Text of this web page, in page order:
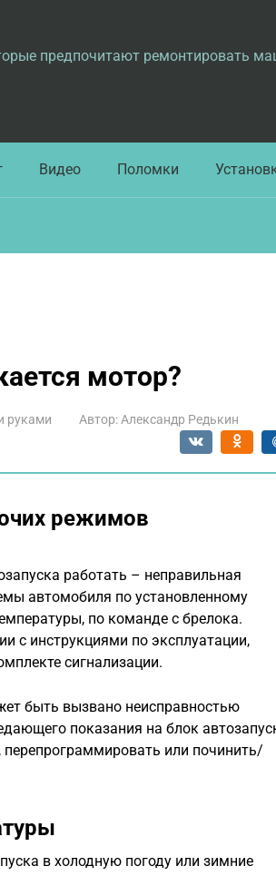
предпочитают ремонтировать
Видео Поломки
мотор?
руками Автор: Александр Редькин
режимов
работать – неправильная
автомобиля по установленному
по команде с брелока.
с инструкциями по эксплуатации,
сигнализации.
быть вызвано неисправностью
показания на блок
перепрограммировать или починить/
в холодную погоду или зимние